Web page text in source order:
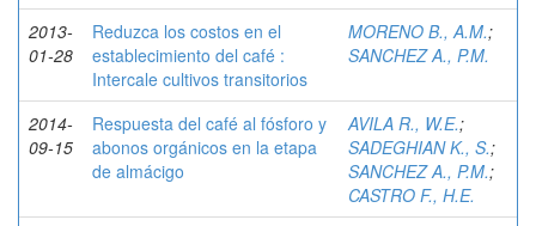
2013-
01-28
Reduzca los costos en el
establecimiento del café :
Intercale cultivos transitorios
MORENO B., A.M.;
SANCHEZ A., P.M.
2014-
09-15
Respuesta del café al fósforo y
abonos orgánicos en la etapa
de almácigo
AVILA R., W.E.;
SADEGHIAN K., S.;
SANCHEZ A., P.M.;
CASTRO F., H.E.